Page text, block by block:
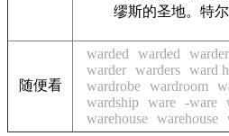
缪斯的圣地。特
随便看
warded warded
warder warders ward
wardrobe wardroom
wardship ware -ware
warehouse warehouse